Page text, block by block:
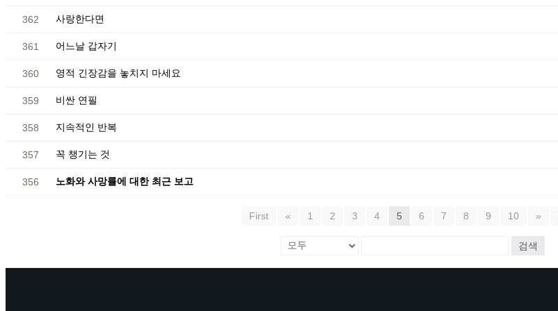
362 사랑한다면
361 어느날 갑자기
360 영적 긴장감을 놓치지 마세요
359 비싼 연필
358 지속적인 반복
357 꼭 챙기는 것
356 노화와 사망률에 대한 최근 보고
First « 1 2 3 4 5 6 7 8 9 10 »
검색